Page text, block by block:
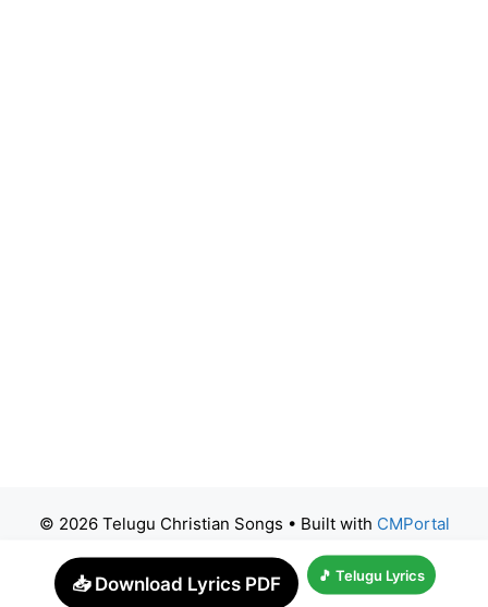
© 2026 Telugu Christian Songs • Built with CMPortal
📥 Download Lyrics PDF 🎵 Telugu Lyrics